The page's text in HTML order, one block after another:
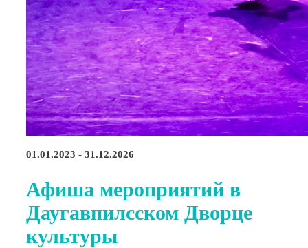
01.01.2023 - 31.12.2026
Афиша мероприятий в
Даугавпилсском Дворце
культуры